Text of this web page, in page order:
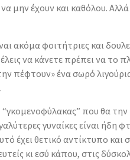
μην έχουν και καθόλου.
ακόμα φοιτήτριες και
να κάνετε πρέπει να το
πέφτουν» ένα σωρό
“γκομενοφύλακας” που θα
γυναίκες είναι ήδη
έχει θετικό αντίκτυπο
κι εσύ κάπου, στις